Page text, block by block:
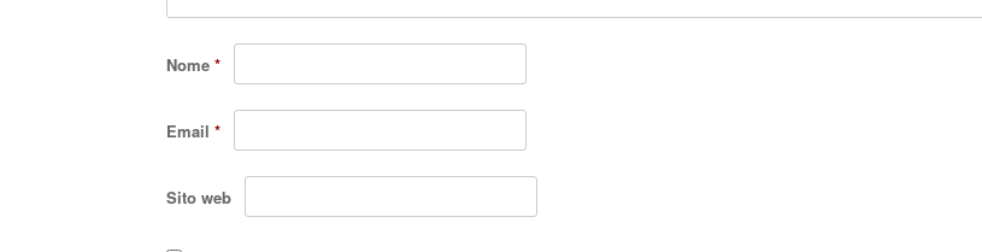
Nome *
Email *
Sito web